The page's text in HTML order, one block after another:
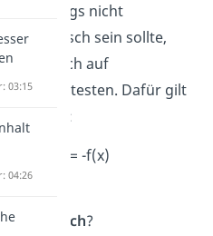
allerdings nicht
sein sollte,
sie noch auf
testen. Dafür gilt
f(-x) = -f(x)
?
03:15
04:26